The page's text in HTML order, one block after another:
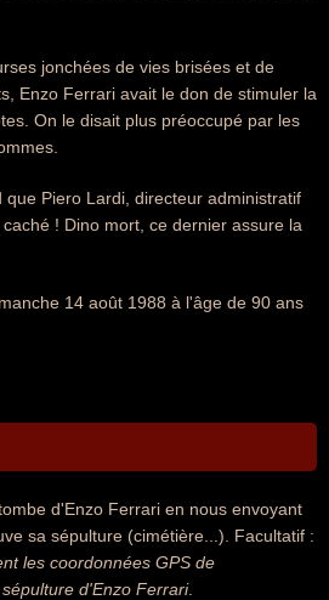
jonchées de vies brisées et de
Enzo Ferrari avait le don de stimuler la
On le disait plus préoccupé par les
Piero Lardi, directeur administratif
! Dino mort, ce dernier assure la
14 août 1988 à l'âge de 90 ans
d'Enzo Ferrari en nous envoyant
sa sépulture (cimétière...). Facultatif :
les coordonnées GPS de
d'Enzo Ferrari.